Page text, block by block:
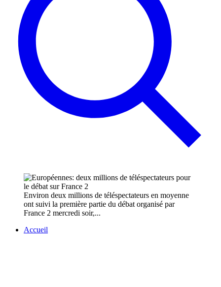
Environ deux millions de téléspectateurs en moyenne
ont suivi la première partie du débat organisé par
France 2 mercredi soir,...
Accueil